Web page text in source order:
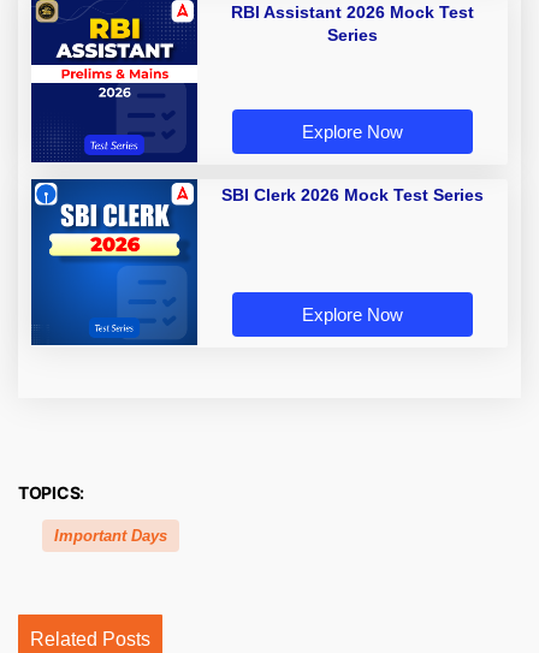
RBI Assistant 2026 Mock Test
Series
Explore Now
SBI Clerk 2026 Mock Test Series
Explore Now
TOPICS:
Important Days
Related Posts